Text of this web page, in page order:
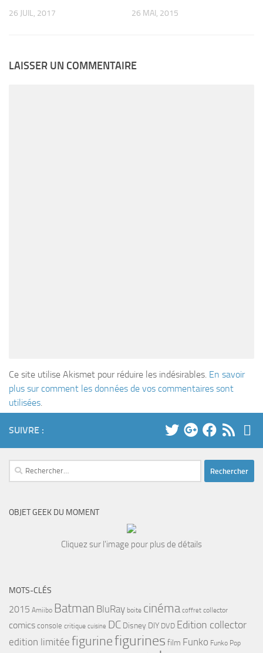
26 JUIL, 2017 26 MAI, 2015
LAISSER UN COMMENTAIRE
Ce site utilise Akismet pour réduire les indésirables. En savoir
plus sur comment les données de vos commentaires sont
utilisées.
SUIVRE :
Rechercher :
OBJET GEEK DU MOMENT
Cliquez sur l'image pour plus de détails
MOTS-CLÉS
2015 Amiibo Batman BluRay boite cinéma coffret collector
comics console critique cuisine DC Disney DIY DVD Edition collector
edition limitée figurinefigurines film Funko Funko Pop